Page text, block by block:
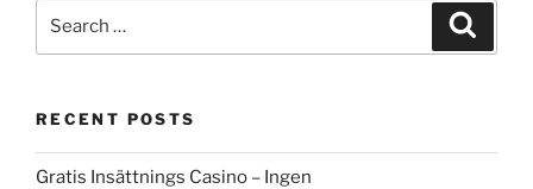
RECENT POSTS
Gratis Insättnings Casino – Ingen